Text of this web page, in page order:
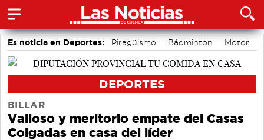
Es noticia en Deportes: Piragüismo Bádminton
Motor
Fútbol
Área de Deportes
DEPORTES
BILLAR
Valioso y meritorio empate del Casas
Colgadas en casa del líder